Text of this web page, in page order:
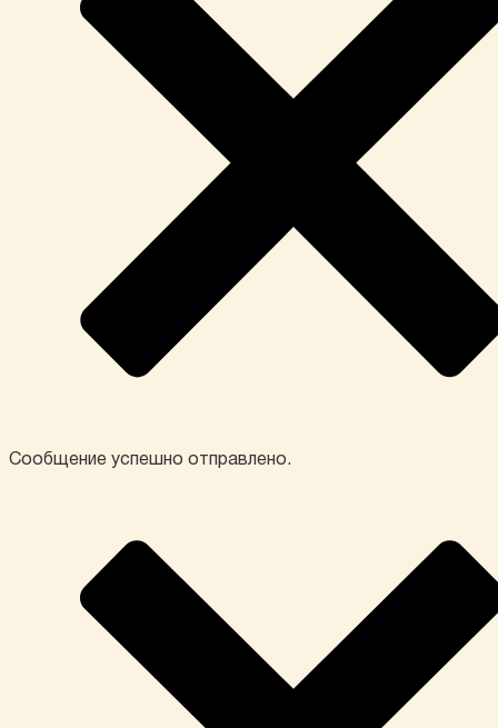
Сообщение успешно отправлено.